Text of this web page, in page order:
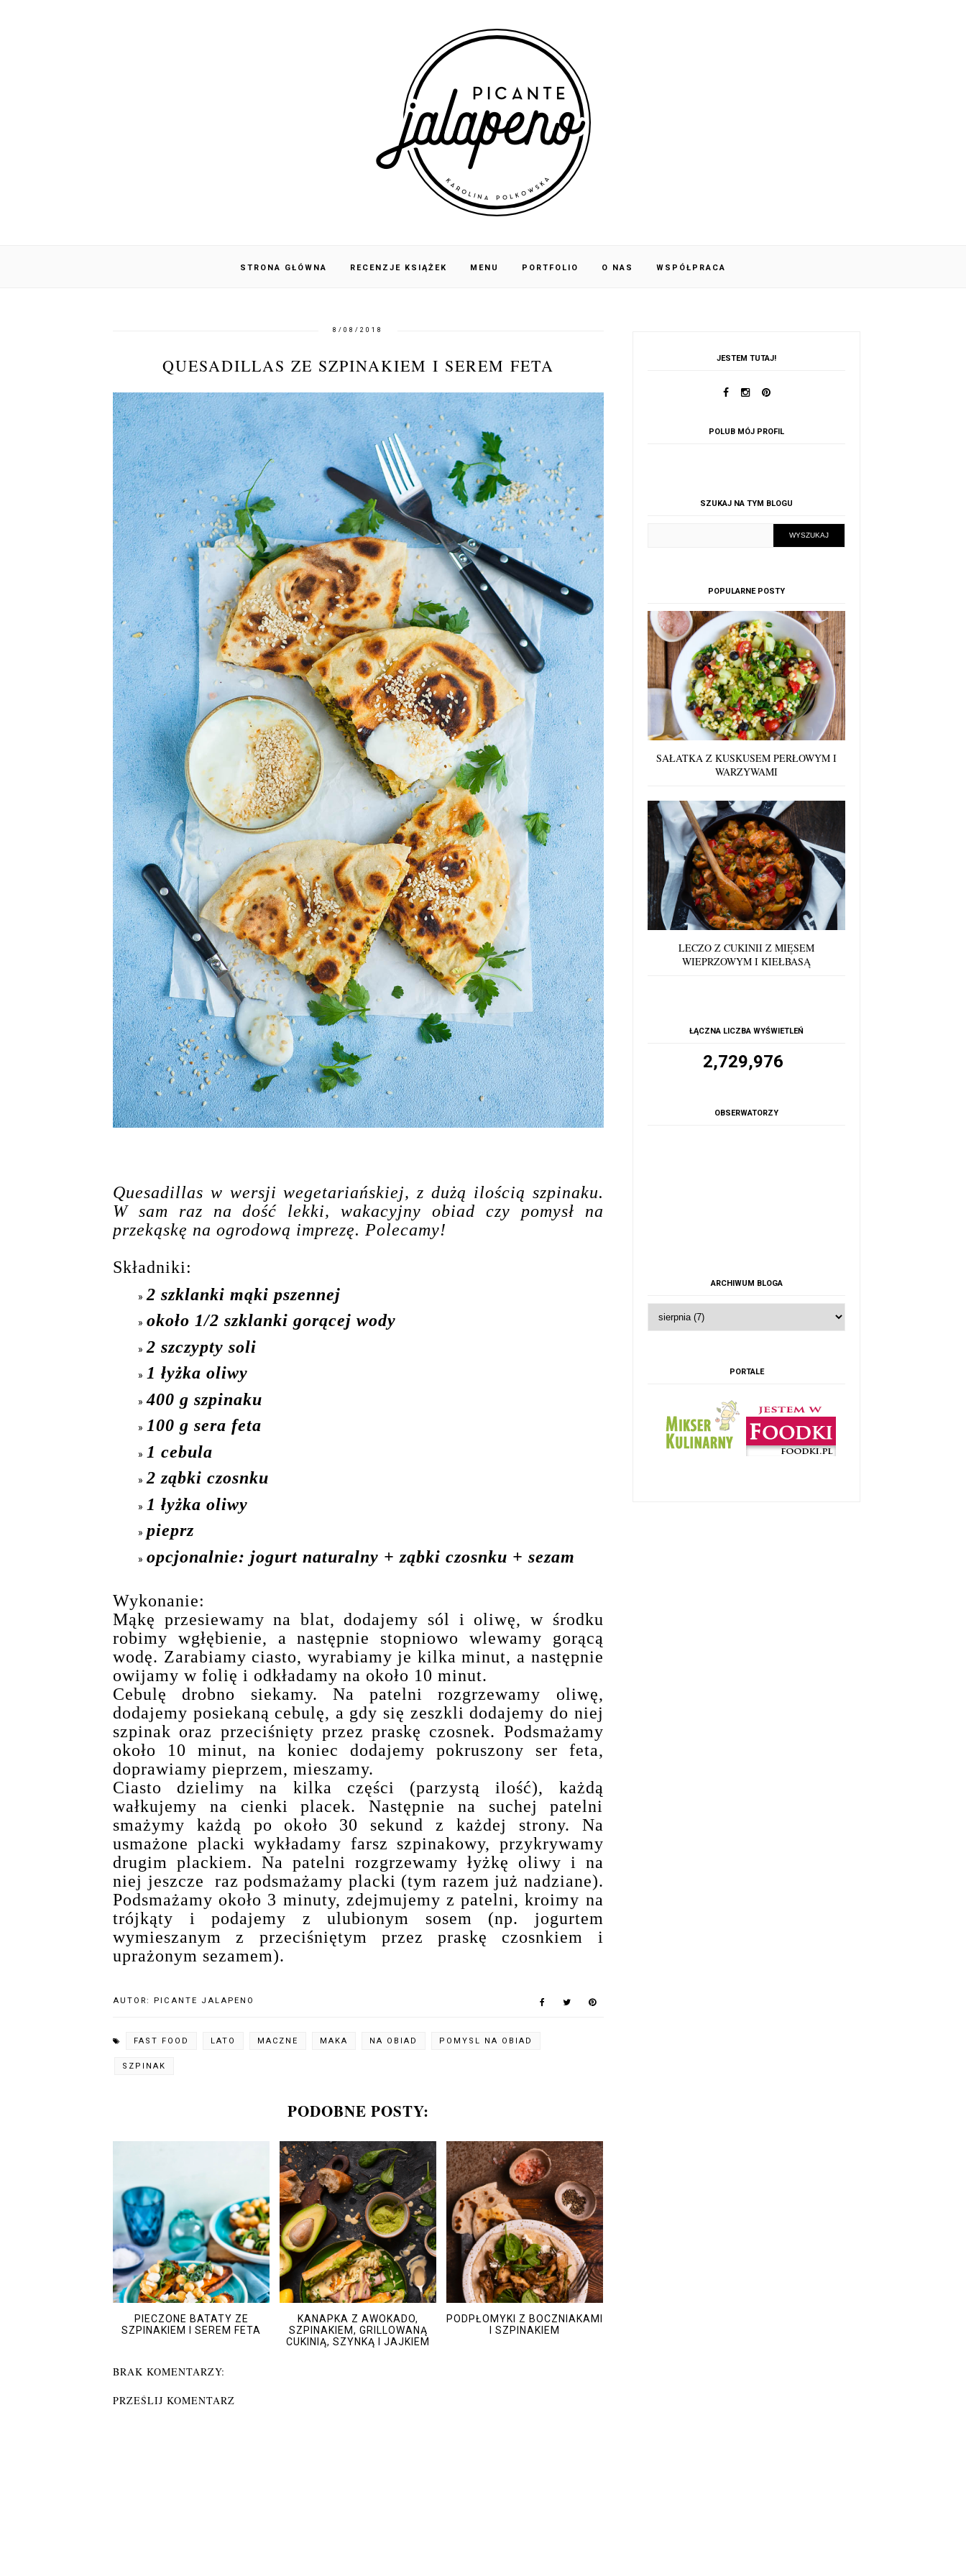
STRONA GŁÓWNA RECENZJE KSIĄŻEK MENU PORTFOLIO O NAS WSPÓŁPRACA
8/08/2018
QUESADILLAS ZE SZPINAKIEM I SEREM FETA
Quesadillas w wersji wegetariańskiej, z dużą ilością szpinaku.
W sam raz na dość lekki, wakacyjny obiad czy pomysł na
przekąskę na ogrodową imprezę. Polecamy!
Składniki:
2 szklanki mąki pszennej
około 1/2 szklanki gorącej wody
2 szczypty soli
1 łyżka oliwy
400 g szpinaku
100 g sera feta
1 cebula
2 ząbki czosnku
1 łyżka oliwy
pieprz
opcjonalnie: jogurt naturalny + ząbki czosnku + sezam
Wykonanie:
Mąkę przesiewamy na blat, dodajemy sól i oliwę, w środku
robimy wgłębienie, a następnie stopniowo wlewamy gorącą
wodę. Zarabiamy ciasto, wyrabiamy je kilka minut, a następnie
owijamy w folię i odkładamy na około 10 minut.
Cebulę drobno siekamy. Na patelni rozgrzewamy oliwę,
dodajemy posiekaną cebulę, a gdy się zeszkli dodajemy do niej
szpinak oraz przeciśnięty przez praskę czosnek. Podsmażamy
około 10 minut, na koniec dodajemy pokruszony ser feta,
doprawiamy pieprzem, mieszamy.
Ciasto dzielimy na kilka części (parzystą ilość), każdą
wałkujemy na cienki placek. Następnie na suchej patelni
smażymy każdą po około 30 sekund z każdej strony. Na
usmażone placki wykładamy farsz szpinakowy, przykrywamy
drugim plackiem. Na patelni rozgrzewamy łyżkę oliwy i na
niej jeszcze raz podsmażamy placki (tym razem już nadziane).
Podsmażamy około 3 minuty, zdejmujemy z patelni, kroimy na
trójkąty i podajemy z ulubionym sosem (np. jogurtem
wymieszanym z przeciśniętym przez praskę czosnkiem i
uprażonym sezamem).
AUTOR: PICANTE JALAPENO
FAST FOOD LATO MACZNE MAKA NA OBIAD POMYSL NA OBIAD
SZPINAK
PODOBNE POSTY:
PIECZONE BATATY ZE
SZPINAKIEM I SEREM FETA
KANAPKA Z AWOKADO,
SZPINAKIEM, GRILLOWANĄ
CUKINIĄ, SZYNKĄ I JAJKIEM
PODPŁOMYKI Z BOCZNIAKAMI
I SZPINAKIEM
BRAK KOMENTARZY:
PRZEŚLIJ KOMENTARZ
JESTEM TUTAJ!
POLUB MÓJ PROFIL
SZUKAJ NA TYM BLOGU
POPULARNE POSTY
SAŁATKA Z KUSKUSEM PERŁOWYM I
WARZYWAMI
LECZO Z CUKINII Z MIĘSEM
WIEPRZOWYM I KIEŁBASĄ
ŁĄCZNA LICZBA WYŚWIETLEŃ
2,729,976
OBSERWATORZY
ARCHIWUM BLOGA
PORTALE